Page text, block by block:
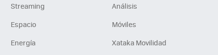
Streaming
Análisis
Espacio
Móviles
Energía
Xataka Movilidad